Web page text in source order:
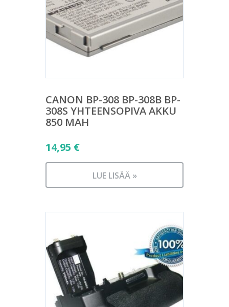
CANON BP-308 BP-308B BP-
308S YHTEENSOPIVA AKKU
850 MAH
14,95 €
LUE LISÄÄ »